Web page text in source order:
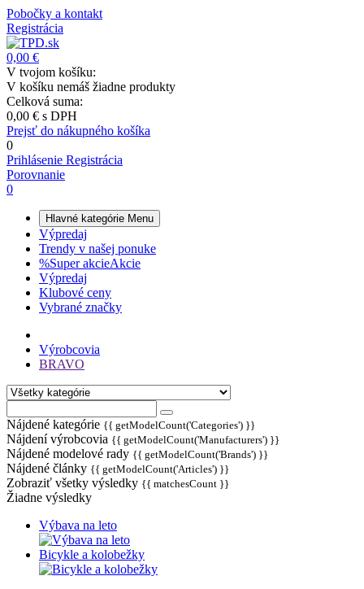
Pobočky a kontakt
Registrácia
0,00 €
V tvojom košíku:
V košíku nemáš žiadne produkty
Celková suma:
0,00 € s DPH
Prejsť do nákupného košíka
0
Prihlásenie Registrácia
Porovnanie
0
Hlavné kategórie Menu
Výpredaj
Trendy v našej ponuke
%Super akcieAkcie
Výpredaj
Klubové ceny
Vybrané značky
Výrobcovia
BRAVO
Nájdené kategórie {{ getModelCount('Categories') }}
Nájdení výrobcovia {{ getModelCount('Manufacturers') }}
Nájdené modelové rady {{ getModelCount('Brands') }}
Nájdené články {{ getModelCount('Articles') }}
Zobraziť všetky výsledky {{ matchesCount }}
Žiadne výsledky
Výbava na leto
Bicykle a kolobežky